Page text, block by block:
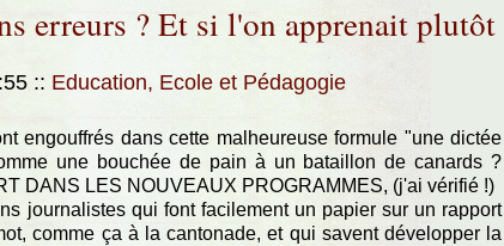
erreurs ? Et si l'on apprenait plutôt
:: Education, Ecole et Pédagogie
engouffrés dans cette malheureuse formule "une dictée
une bouchée de pain à un bataillon de canards ?
DANS LES NOUVEAUX PROGRAMMES, (j'ai vérifié !)
journalistes qui font facilement un papier sur un rapport
comme ça à la cantonade, et qui savent développer la